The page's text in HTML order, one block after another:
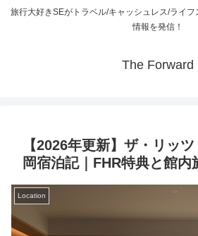
旅行大好きSEがトラベル/キャッシュレス/ライ
情報を発信！
The Forward
【2026年更新】ザ・リッ
岡宿泊記｜FHR特典と館内
Location